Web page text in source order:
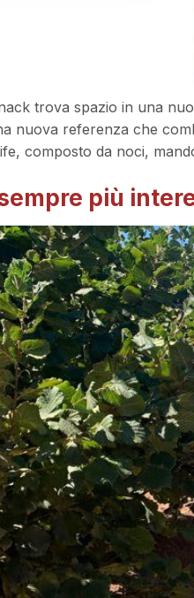
trova spazio in una
nuova referenza che
composto da noci,
più